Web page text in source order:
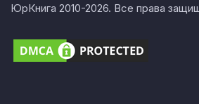
ЮрКнига 2010-2026. Все права